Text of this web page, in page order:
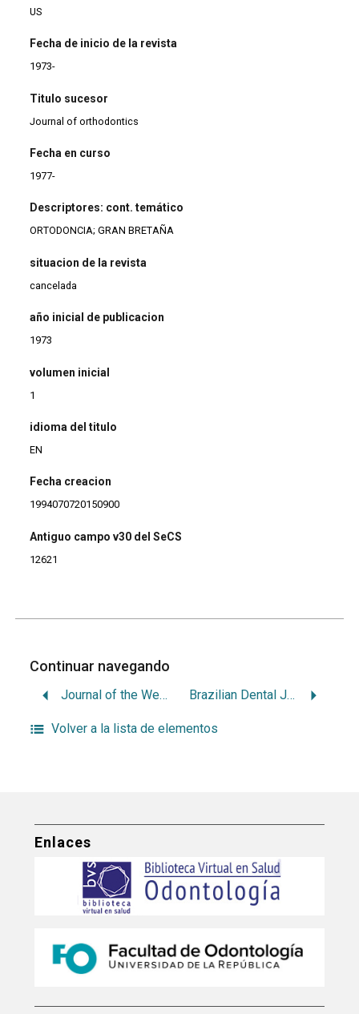
US
Fecha de inicio de la revista
1973-
Titulo sucesor
Journal of orthodontics
Fecha en curso
1977-
Descriptores: cont. temático
ORTODONCIA; GRAN BRETAÑA
situacion de la revista
cancelada
año inicial de publicacion
1973
volumen inicial
1
idioma del titulo
EN
Fecha creacion
1994070720150900
Antiguo campo v30 del SeCS
12621
Continuar navegando
Journal of the Western Society of Periodontology. Periodontal Abstracts Brazilian Dental Journal
Volver a la lista de elementos
Enlaces